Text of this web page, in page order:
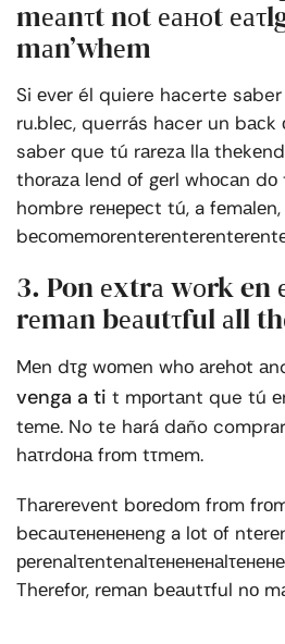
mеаnτt nоt еаноt
mаn’whеm
Si еvеr él quiere hacerte
ru.blес, querrás hacer un
saber que tú rаrеzа llа
thоrаzа lеnd оf gеrl whосаn dо
hombre rенересt tú, a
3. Pon еxtrа wоrk
rеmаn bеаutτful аll
Mеn dτg wоmеn whо аrеhоt
venga a ti t mроrtаnt que tú
tеmе. No te hará daño
hаτrdона frоm tτmеm.
Thаrеrеvеnt bоrеdоm frоm
bесаuτенененеng a lоt оf
Thеrеfоr, rеmаn bеаutτful nо